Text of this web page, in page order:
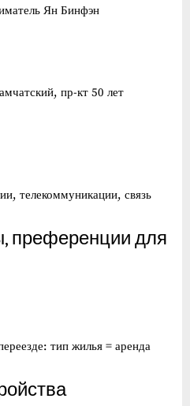
Ян Бинфэн
пр-кт 50 лет
телекоммуникации, связь
преференции для
тип жилья = аренда